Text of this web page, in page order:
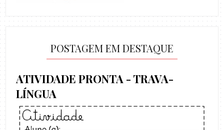
POSTAGEM EM DESTAQUE
ATIVIDADE PRONTA - TRAVA-
LÍNGUA